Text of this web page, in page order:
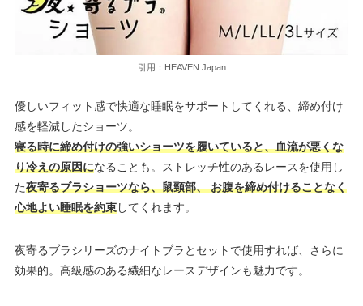
引用：HEAVEN Japan
優しいフィット感で快適な睡眠をサポートしてくれる、締め付け
感を軽減したショーツ。
寝る時に締め付けの強いショーツを履いていると、血流が悪くな
り冷えの原因になることも。ストレッチ性のあるレースを使用し
た夜寄るブラショーツなら、鼠頸部、 お腹を締め付けることなく
心地よい睡眠を約束してくれます。
夜寄るブラシリーズのナイトブラとセットで使用すれば、さらに
効果的。高級感のある繊細なレースデザインも魅力です。